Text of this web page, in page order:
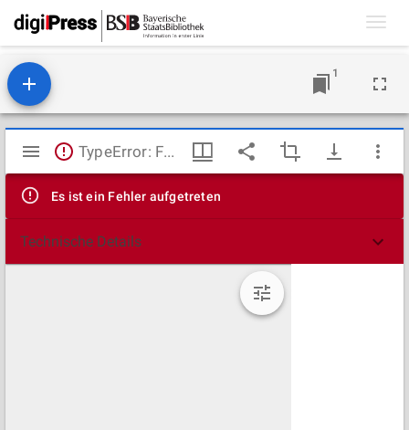
1
Mirador
Viewer
TypeError: Failed to fetch
Es ist ein Fehler aufgetreten
Technische Details